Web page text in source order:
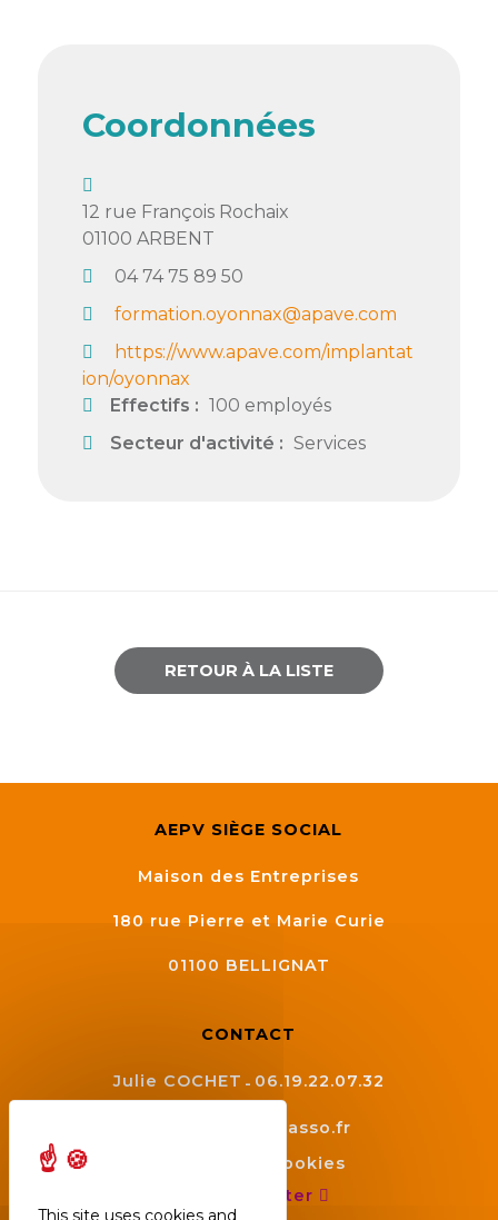
Defi
inter-
entreprises
de
l’industrie
Congrès
et
salons
Projets
Services
Coordonnées
12 rue François Rochaix
01100 ARBENT
04 74 75 89 50
formation.oyonnax@apave.com
https://www.apave.com/implantat
ion/oyonnax
Effectifs : 100 employés
Secteur d'activité : Services
RETOUR À LA LISTE
AEPV SIÈGE SOCIAL
Maison des Entreprises
180 rue Pierre et Marie Curie
01100 BELLIGNAT
CONTACT
Julie COCHET 06.19.22.07.32
contact@aepv.asso.fr
Gestion des cookies
Nous contacter
This site uses cookies and